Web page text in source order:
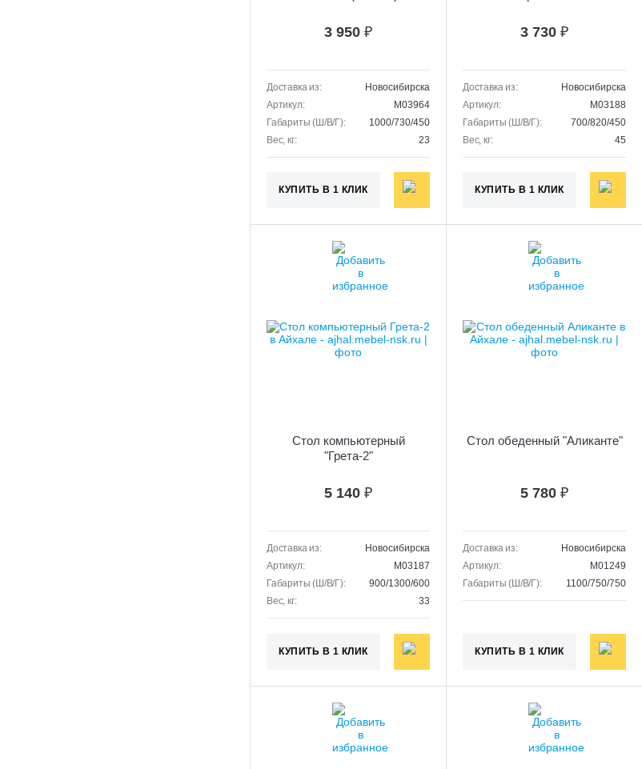
3 950 ₽
Доставка из:
Новосибирска
Артикул:
M03964
Габариты (Ш/В/Г):
1000/730/450
Вес, кг:
23
КУПИТЬ В 1 КЛИК
3 730 ₽
Доставка из:
Новосибирска
Артикул:
M03188
Габариты (Ш/В/Г):
700/820/450
Вес, кг:
45
КУПИТЬ В 1 КЛИК
Стол компьютерный
"Грета-2"
5 140 ₽
Доставка из:
Новосибирска
Артикул:
M03187
Габариты (Ш/В/Г):
900/1300/600
Вес, кг:
33
КУПИТЬ В 1 КЛИК
Стол обеденный "Аликанте"
5 780 ₽
Доставка из:
Новосибирска
Артикул:
M01249
Габариты (Ш/В/Г):
1100/750/750
КУПИТЬ В 1 КЛИК